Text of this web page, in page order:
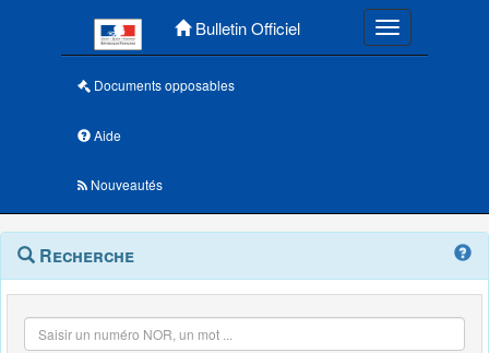
Bulletin Officiel Toggle
Documents opposables
Aide
Nouveautés
Navigation
outils
Menu
contextuel
Recherche